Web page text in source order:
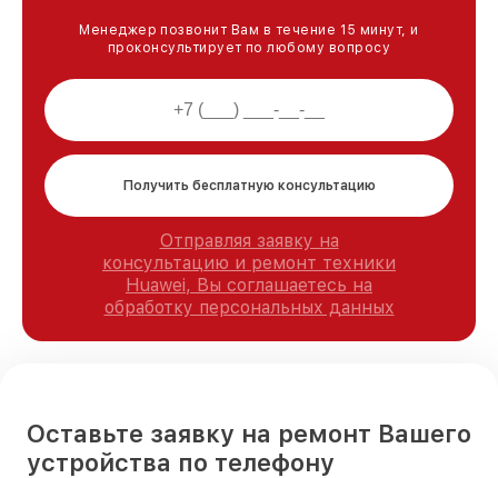
Менеджер позвонит Вам в течение 15 минут, и
проконсультирует по любому вопросу
Получить бесплатную консультацию
Отправляя заявку на
консультацию и ремонт техники
Huawei, Вы соглашаетесь на
обработку персональных данных
Оставьте заявку на ремонт Вашего
устройства по телефону